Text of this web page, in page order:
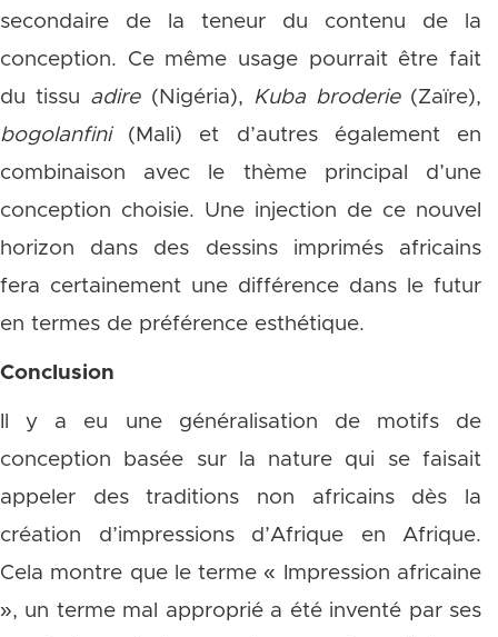
secondaire de la teneur du contenu de la
conception. Ce même usage pourrait être fait
du tissu adire(Nigéria), Kuba broderie(Zaïre),
bogolanfini (Mali) et d’autres également en
combinaison avec le thème principal d’une
conception choisie. Une injection de ce nouvel
horizon dans des dessins imprimés africains
fera certainement une différence dans le futur
en termes de préférence esthétique.
Conclusion
Il y a eu une généralisation de motifs de
conception basée sur la nature qui se faisait
appeler des traditions non africains dès la
création d’impressions d’Afrique en Afrique.
Cela montre que le terme « Impression africaine
», un terme mal approprié a été inventé par ses